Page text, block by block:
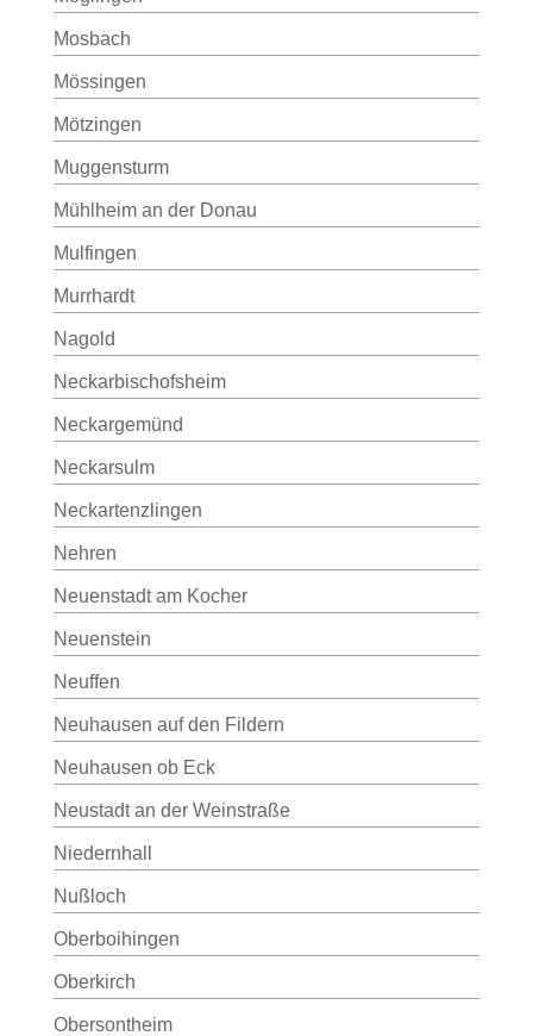
Mosbach
Mössingen
Mötzingen
Muggensturm
Mühlheim an der Donau
Mulfingen
Murrhardt
Nagold
Neckarbischofsheim
Neckargemünd
Neckarsulm
Neckartenzlingen
Nehren
Neuenstadt am Kocher
Neuenstein
Neuffen
Neuhausen auf den Fildern
Neuhausen ob Eck
Neustadt an der Weinstraße
Niedernhall
Nußloch
Oberboihingen
Oberkirch
Obersontheim